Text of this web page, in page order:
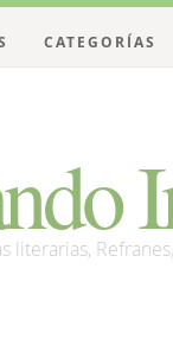
literarias,
CATEGORÍAS